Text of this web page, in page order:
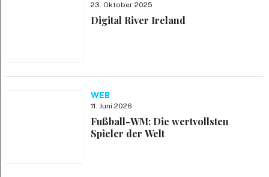
23. Oktober 2025
Digital River Ireland
WEB
11. Juni 2026
Fußball-WM: Die wertvollsten
Spieler der Welt